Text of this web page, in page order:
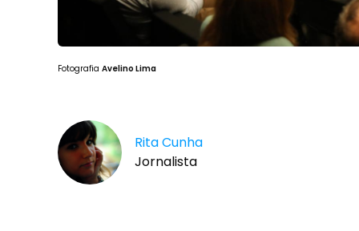
Fotografia Avelino Lima
Rita Cunha
Jornalista